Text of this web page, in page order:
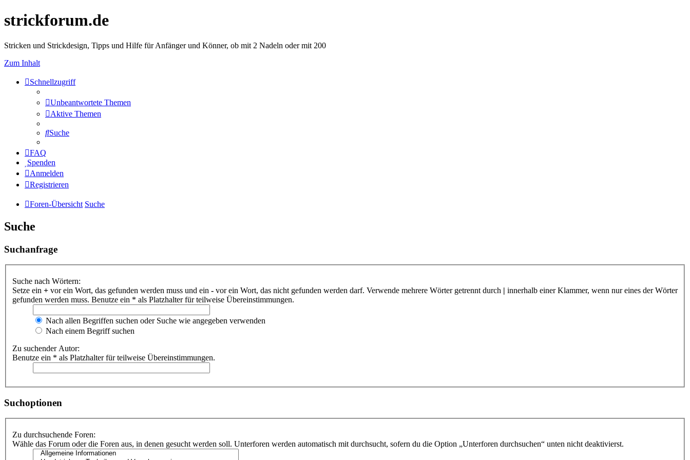
strickforum.de
Stricken und Strickdesign, Tipps und Hilfe für Anfänger und Könner, ob mit 2 Nadeln oder mit 200
Zum Inhalt
Schnellzugriff
Unbeantwortete Themen
Aktive Themen
Suche
FAQ
Spenden
Anmelden
Registrieren
Foren-Übersicht Suche
Suche
Suchanfrage
Suche nach Wörtern:
Setze ein + vor ein Wort, das gefunden werden muss und ein - vor ein Wort, das nicht gefunden werden darf. Verwende mehrere Wörter getrennt durch | innerhalb einer Klammer, wenn nur eines der Wörter
gefunden werden muss. Benutze ein * als Platzhalter für teilweise Übereinstimmungen.
Nach allen Begriffen suchen oder Suche wie angegeben verwenden
Nach einem Begriff suchen
Zu suchender Autor:
Benutze ein * als Platzhalter für teilweise Übereinstimmungen.
Suchoptionen
Zu durchsuchende Foren:
Wähle das Forum oder die Foren aus, in denen gesucht werden soll. Unterforen werden automatisch mit durchsucht, sofern du die Option „Unterforen durchsuchen“ unten nicht deaktivierst.